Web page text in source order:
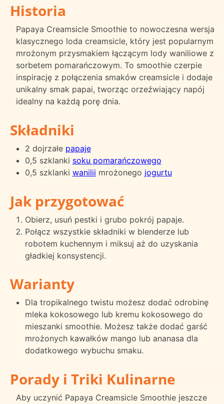
Historia
Papaya Creamsicle Smoothie to nowoczesna wersja
klasycznego loda creamsicle, który jest popularnym
mrożonym przysmakiem łączącym lody waniliowe z
sorbetem pomarańczowym. To smoothie czerpie
inspirację z połączenia smaków creamsicle i dodaje
unikalny smak papai, tworząc orzeźwiający napój
idealny na każdą porę dnia.
Składniki
2 dojrzałe papaje
0,5 szklanki soku pomarańczowego
0,5 szklanki wanilii mrożonego jogurtu
Jak przygotować
Obierz, usuń pestki i grubo pokrój papaje.
Połącz wszystkie składniki w blenderze lub
robotem kuchennym i miksuj aż do uzyskania
gładkiej konsystencji.
Warianty
Dla tropikalnego twistu możesz dodać odrobinę
mleka kokosowego lub kremu kokosowego do
mieszanki smoothie. Możesz także dodać garść
mrożonych kawałków mango lub ananasa dla
dodatkowego wybuchu smaku.
Porady i Triki Kulinarne
Aby uczynić Papaya Creamsicle Smoothie jeszcze